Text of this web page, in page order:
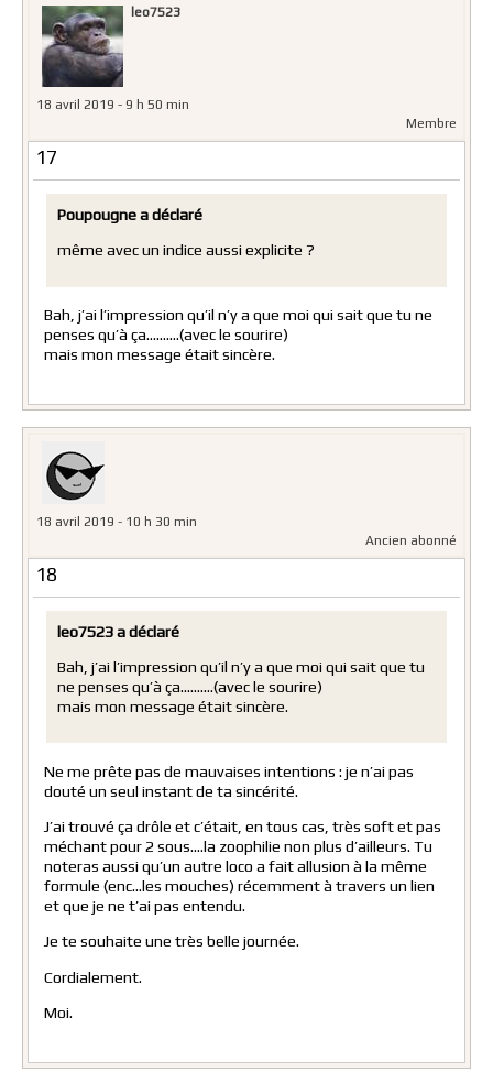
leo7523
18 avril 2019 - 9 h 50 min
Membre
17
Poupougne a déclaré
même avec un indice aussi explicite ?
Bah, j’ai l’impression qu’il n’y a que moi qui sait que tu ne
penses qu’à ça……….(avec le sourire)
mais mon message était sincère.
18 avril 2019 - 10 h 30 min
Ancien abonné
18
leo7523 a déclaré
Bah, j’ai l’impression qu’il n’y a que moi qui sait que tu
ne penses qu’à ça……….(avec le sourire)
mais mon message était sincère.
Ne me prête pas de mauvaises intentions : je n’ai pas
douté un seul instant de ta sincérité.
J’ai trouvé ça drôle et c’était, en tous cas, très soft et pas
méchant pour 2 sous….la zoophilie non plus d’ailleurs. Tu
noteras aussi qu’un autre loco a fait allusion à la même
formule (enc…les mouches) récemment à travers un lien
et que je ne t’ai pas entendu.
Je te souhaite une très belle journée.
Cordialement.
Moi.